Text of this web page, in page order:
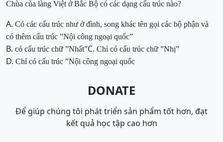
Chùa của làng Việt ở Bắc Bộ có các dạng cấu trúc nào?
A. Có các cấu trúc như ở đình, song khác tên gọi các bộ phận và
có thêm cấu trúc ”Nội công ngoại quốc”
B. có cấu trúc chữ ”Nhất”C. Chỉ có cấu trúc chữ ”Nhị”
D. Chỉ có cấu trúc ”Nội công ngoại quốc
DONATE
Để giúp chúng tôi phát triển sản phẩm tốt hơn, đạt
kết quả học tập cao hơn